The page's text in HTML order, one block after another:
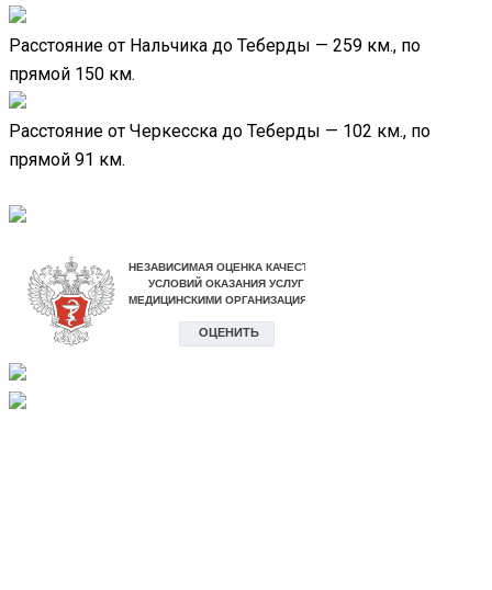
Расстояние от Нальчика до Теберды — 259 км., по
прямой 150 км.
Расстояние от Черкесска до Теберды — 102 км., по
прямой 91 км.